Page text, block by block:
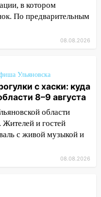
дома на
и рухнуло
Ульяновску:
деревья,
крупный град:
уходит под
на улице
в котором
По предварительным
08.08.2026
Ульяновска
с хаски: куда
8–9 августа
области
и гостей
с живой музыкой и
08.08.2026